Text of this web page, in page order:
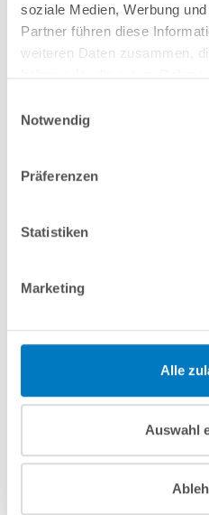
soziale Medien, Werbung
Partner führen diese
weiteren Daten zusammen,
Notwendig
Präferenzen
Statistiken
Marketing
Alle
Auswahl
In den
Fragen? Wir helfen
Produktbeschreibung
Herstellerangaben
Anleitungen/Datenblätter
Hinweise zum Versand / zur